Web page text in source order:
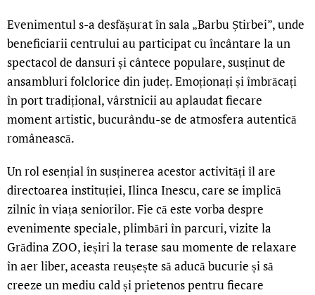
Evenimentul s-a desfășurat în sala „Barbu Știrbei”, unde
beneficiarii centrului au participat cu încântare la un
spectacol de dansuri și cântece populare, susținut de
ansambluri folclorice din județ. Emoționați și îmbrăcați
în port tradițional, vârstnicii au aplaudat fiecare
moment artistic, bucurându-se de atmosfera autentică
românească.
Un rol esențial în susținerea acestor activități îl are
directoarea instituției, Ilinca Inescu, care se implică
zilnic în viața seniorilor. Fie că este vorba despre
evenimente speciale, plimbări în parcuri, vizite la
Grădina ZOO, ieșiri la terase sau momente de relaxare
în aer liber, aceasta reușește să aducă bucurie și să
creeze un mediu cald și prietenos pentru fiecare